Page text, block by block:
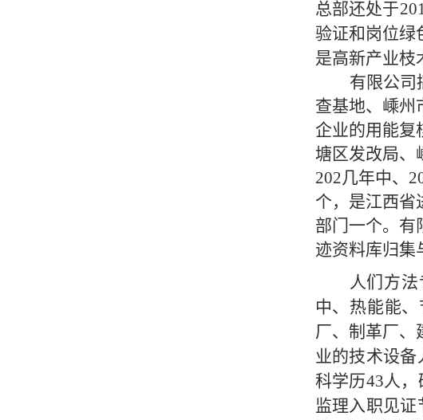
总部还处于
验证和岗位绿
是高新产业枝
有限公司
查基地、嵊州
企业的用能复
塘区发改局、
202几年中、
个，是江西省
部门一个。有
迹资料库归集
人们方
中、热能能
厂、制革厂、
业的技术设
科学历43人
监理入职见